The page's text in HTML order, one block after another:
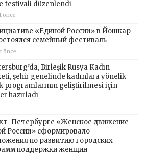
festivali düzenlendi
önce
«Единой России» в Йошкар-
семейный фестиваль
önce
Birleşik Rusya Kadın
şehir genelinde kadınlara yönelik
programlarının geliştirilmesi için
hazırladı
Петербурге «Женское движение
России» сформировало
по развитию городских
поддержки женщин